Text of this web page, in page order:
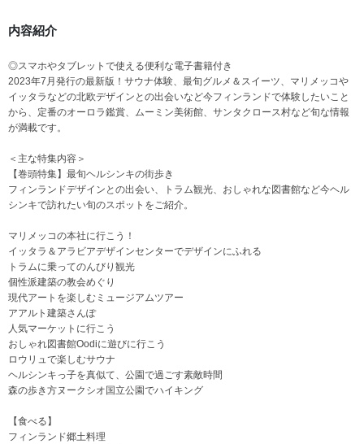
内容紹介
◎スマホやタブレットで使える便利な電子書籍付き
2023年7月発行の最新版！サウナ体験、最旬グルメ＆スイーツ、マリメッコや
イッタラなどの北欧デザインとの出会いなど今フィンランドで体験したいこと
から、定番のオーロラ鑑賞、ムーミン美術館、サンタクロース村など旬な情報
が満載です。
＜主な特集内容＞
【巻頭特集】最旬ヘルシンキの街歩き
フィンランドデザインとの出会い、トラム観光、おしゃれな図書館など今ヘル
シンキで訪れたい旬のスポットをご紹介。
マリメッコの本社に行こう！
イッタラ＆アラビアデザインセンターでデザインにふれる
トラムに乗ってのんびり観光
個性派建築の教会めぐり
現代アートを楽しむミュージアムツアー
アアルト建築さんぽ
人気マーケットに行こう
おしゃれ図書館Oodiに遊びに行こう
ロウリュで楽しむサウナ
ヘルシンキっ子を真似て、公園で過ごす素敵時間
森の歩き方ヌークシオ国立公園でハイキング
【食べる】
フィンランド郷土料理